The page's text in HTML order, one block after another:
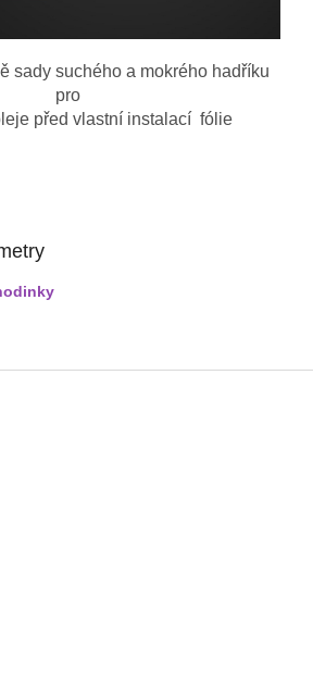
sady suchého a mokrého hadříku
pro
před vlastní instalací fólie